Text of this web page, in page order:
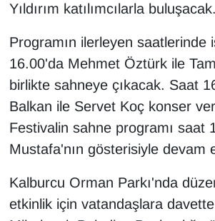
Yıldırım katılımcılarla buluşacak.
Programın ilerleyen saatlerinde
16.00'da Mehmet Öztürk ile
birlikte sahneye çıkacak. Saat
Balkan ile Servet Koç konser
Festivalin sahne programı saat
Mustafa'nın gösterisiyle devam
Kalburcu Orman Parkı'nda
etkinlik için vatandaşlara